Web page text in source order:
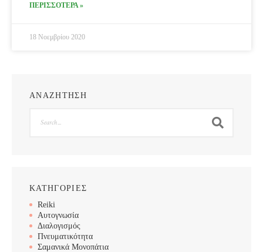
ΠΕΡΙΣΣΟΤΕΡΑ »
18 Νοεμβρίου 2020
ΑΝΑΖΗΤΗΣΗ
ΚΑΤΗΓΟΡΙΕΣ
Reiki
Αυτογνωσία
Διαλογισμός
Πνευματικότητα
Σαμανικά Μονοπάτια